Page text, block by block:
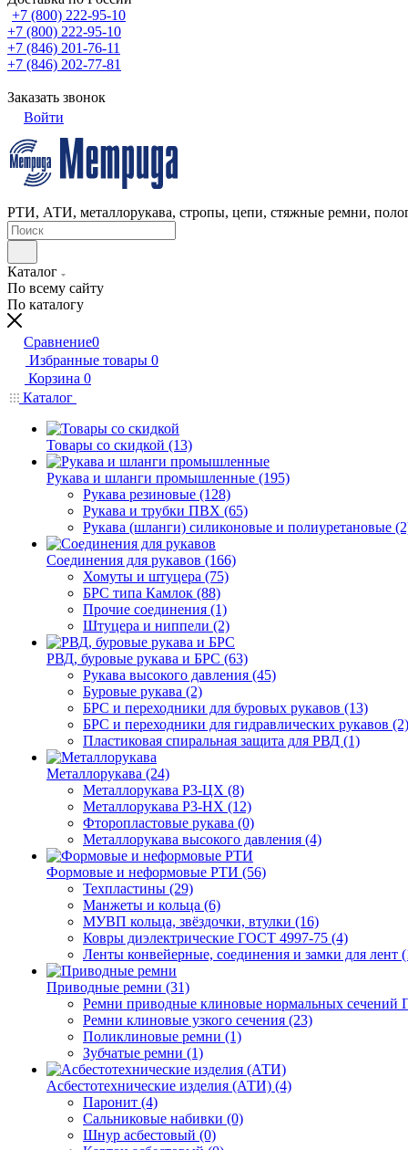
+7 (800) 222-95-10
+7 (800) 222-95-10
+7 (846) 201-76-11
+7 (846) 202-77-81
Заказать звонок
Войти
РТИ, АТИ, металлорукава, стропы, цепи, стяжные ремни,
Каталог
По всему сайту
По каталогу
Сравнение0
Избранные товары 0
Корзина 0
Каталог
Товары со скидкой (13)
Рукава и шланги промышленные (195)
Рукава резиновые (128)
Рукава и трубки ПВХ (65)
Рукава (шланги) силиконовые и полиуретановые
Соединения для рукавов (166)
Хомуты и штуцера (75)
БРС типа Камлок (88)
Прочие соединения (1)
Штуцера и ниппели (2)
РВД, буровые рукава и БРС (63)
Рукава высокого давления (45)
Буровые рукава (2)
БРС и переходники для буровых рукавов (13)
БРС и переходники для гидравлических рукавов (2)
Пластиковая спиральная защита для РВД (1)
Металлорукава (24)
Металлорукава Р3-ЦХ (8)
Металлорукава Р3-НХ (12)
Фторопластовые рукава (0)
Металлорукава высокого давления (4)
Формовые и неформовые РТИ (56)
Техпластины (29)
Манжеты и кольца (6)
МУВП кольца, звёздочки, втулки (16)
Ковры диэлектрические ГОСТ 4997-75 (4)
Ленты конвейерные, соединения и замки для лент
Приводные ремни (31)
Ремни приводные клиновые нормальных сечений
Ремни клиновые узкого сечения (23)
Поликлиновые ремни (1)
Зубчатые ремни (1)
Асбестотехнические изделия (АТИ) (4)
Паронит (4)
Сальниковые набивки (0)
Шнур асбестовый (0)